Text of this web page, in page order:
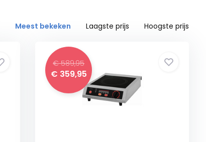
Meest bekeken Laagste prijs Hoogste prijs
€ 589,95
€ 359,95